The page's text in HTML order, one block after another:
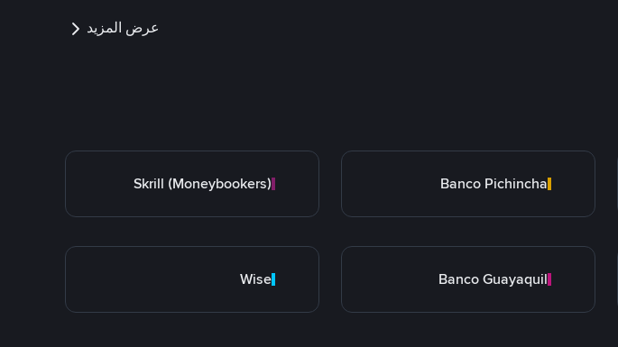
عرض المزيد
Banco Pichincha
Skrill (Moneybookers)
Banco Guayaquil
Wise